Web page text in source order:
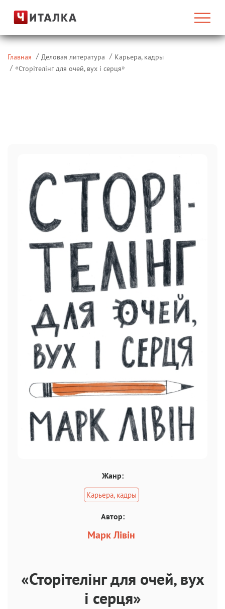
Главная Деловая литература
Карьера, кадры
«Сторітелінг для очей, вух і серця»
Жанр:
Карьера, кадры
Автор:
Марк Лівін
«Сторітелінг для очей, вух
і серця»